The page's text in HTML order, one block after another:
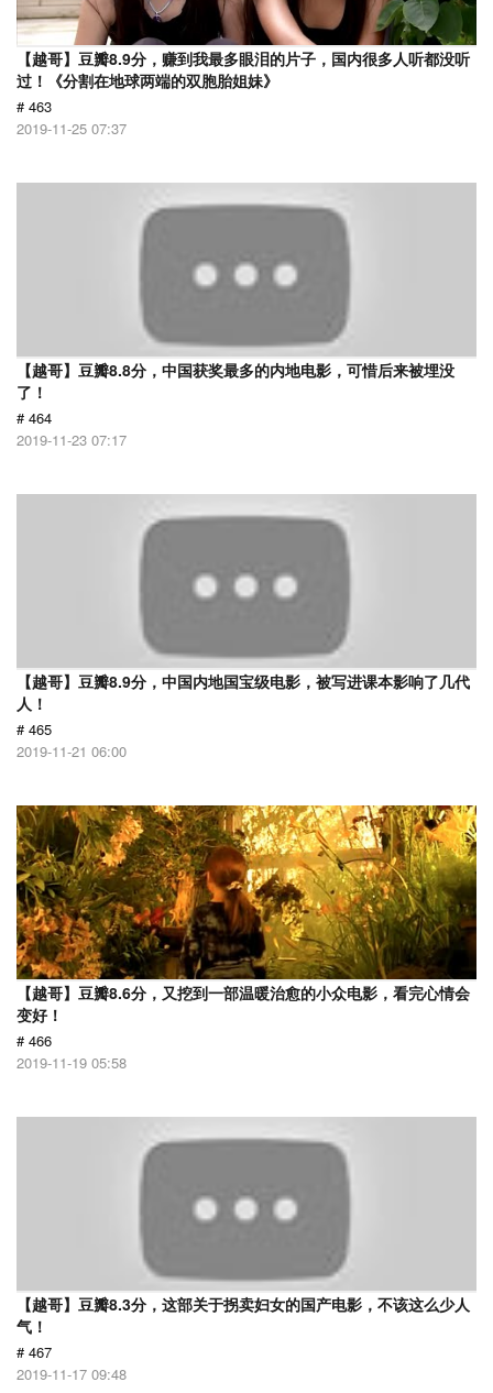
【越哥】豆瓣8.9分，赚到我最多眼泪的片子，国内很多人听都没听
过！《分割在地球两端的双胞胎姐妹》
# 463
2019-11-25 07:37
【越哥】豆瓣8.8分，中国获奖最多的内地电影，可惜后来被埋没
了！
# 464
2019-11-23 07:17
【越哥】豆瓣8.9分，中国内地国宝级电影，被写进课本影响了几代
人！
# 465
2019-11-21 06:00
【越哥】豆瓣8.6分，又挖到一部温暖治愈的小众电影，看完心情会
变好！
# 466
2019-11-19 05:58
【越哥】豆瓣8.3分，这部关于拐卖妇女的国产电影，不该这么少人
气！
# 467
2019-11-17 09:48